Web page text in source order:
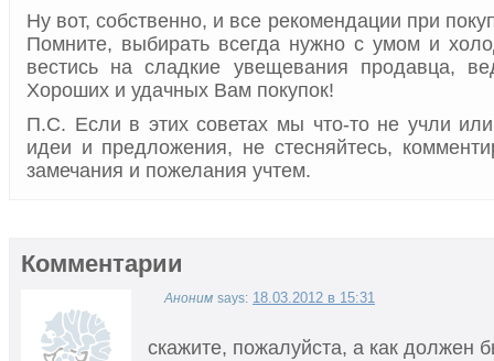
Ну вот, собственно, и все рекомендации при
Помните, выбирать всегда нужно с умом и
вестись на сладкие увещевания продавца,
Хороших и удачных Вам покупок!
П.С. Если в этих советах мы что-то не учли
идеи и предложения, не стесняйтесь,
замечания и пожелания учтем.
Комментарии
Аноним says: 18.03.2012 в 15:31
скажите, пожалуйста, а как должен